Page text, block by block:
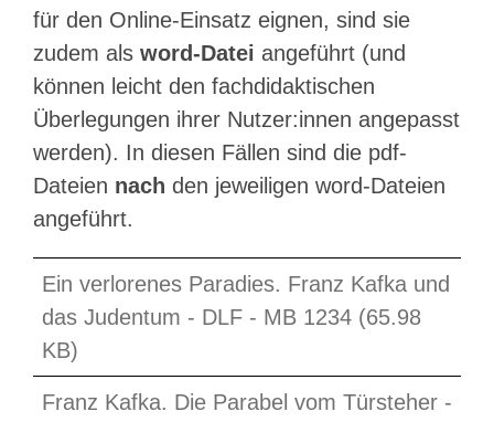
für den Online-Einsatz eignen, sind sie
zudem als word-Datei angeführt (und
können leicht den fachdidaktischen
Überlegungen ihrer Nutzer:innen angepasst
werden). In diesen Fällen sind die pdf-
Dateien nach den jeweiligen word-Dateien
angeführt.
Ein verlorenes Paradies. Franz Kafka und
das Judentum - DLF - MB 1234 (65.98
KB)
Franz Kafka. Die Parabel vom Türsteher -